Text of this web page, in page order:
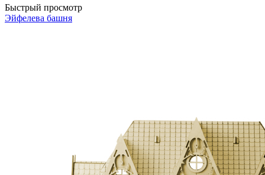
Быстрый просмотр
Эйфелева башня